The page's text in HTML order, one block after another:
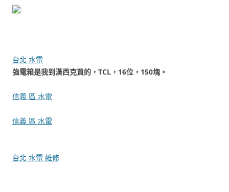
台北 水電
強電箱是我到漢西克買的，TCL，16位，150塊。
信義 區 水電
信義 區 水電
台北 水電 維修